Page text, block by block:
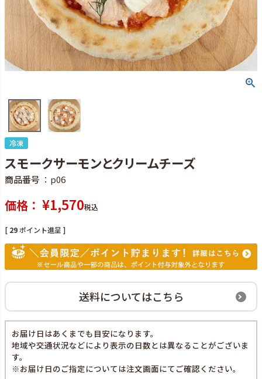
冷凍
スモークサーモンとクリームチーズ
商品番号 p06
価格 ¥1,570税込
[ 29ポイント進呈 ]
送料についてはこちら
お届け日はあくまでも目安になります。
地域や交通状況などにより表示の日数とは異なることがございま
す。
※お届け日のご指定については注文画面にてご確認ください。